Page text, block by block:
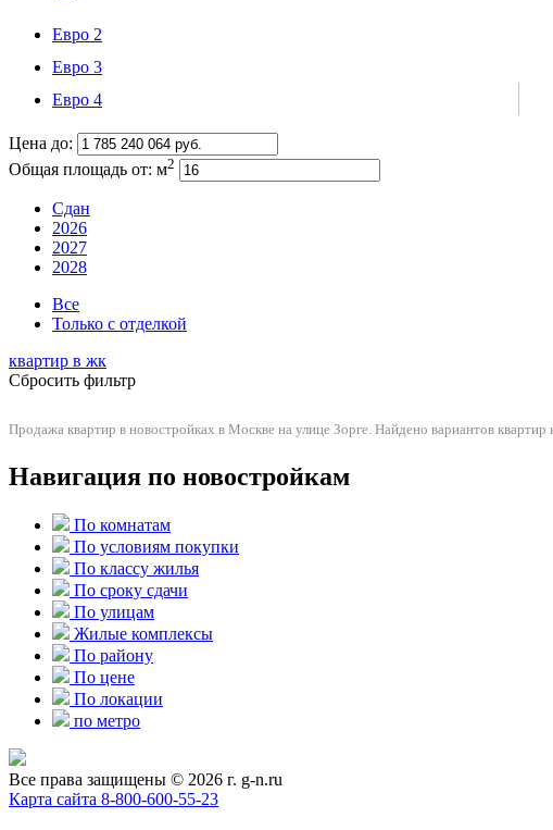
Евро 2
Евро 3
Евро 4
Цена до:
Общая площадь от: м2
Сдан
2026
2027
2028
Все
Только с отделкой
квартир в жк
Сбросить фильтр
Продажа квартир в новостройках в Москве на улице Зорге. Найдено вариантов квартир
Навигация по новостройкам
По комнатам
По условиям покупки
По классу жилья
По сроку сдачи
По улицам
Жилые комплексы
По району
По цене
По локации
по метро
Все права защищены © 2026 г. g-n.ru
Карта сайта 8-800-600-55-23